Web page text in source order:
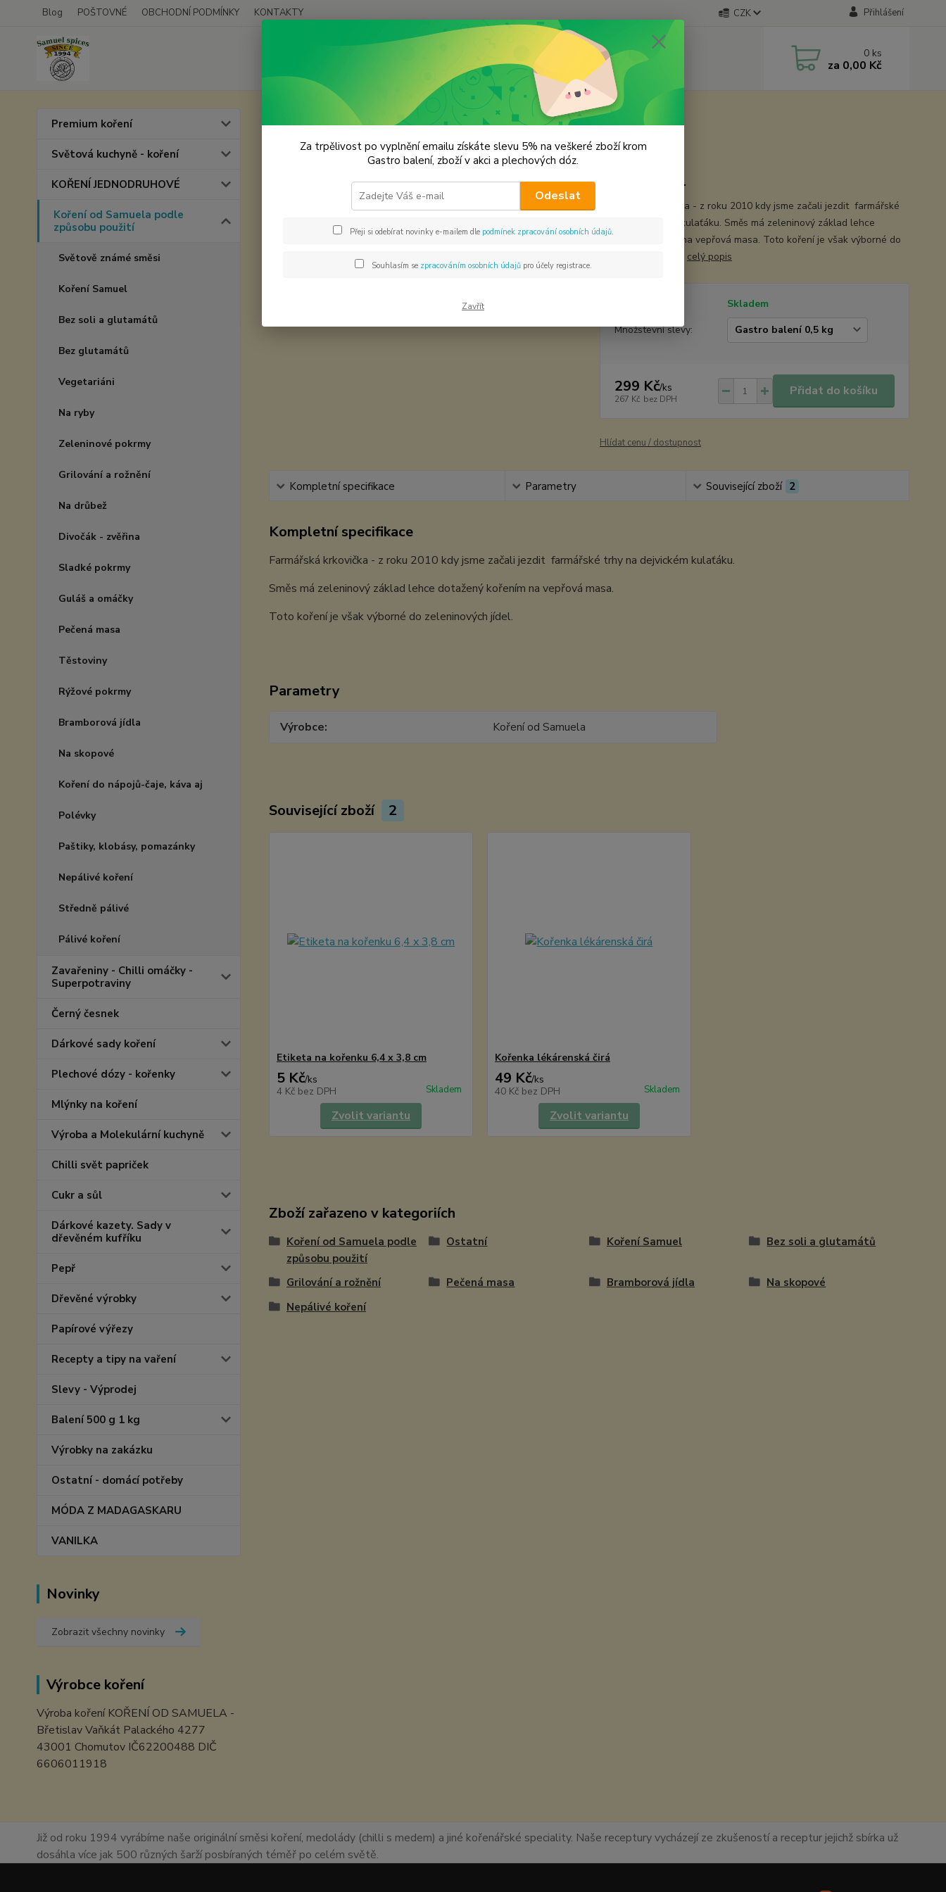
Blog POŠTOVNÉ OBCHODNÍ PODMÍNKY KONTAKTY CZK Přihlášení
0 ks
za 0,00 Kč
Premium koření
Světová kuchyně - koření
KOŘENÍ JEDNODRUHOVÉ
Koření od Samuela podle
způsobu použití
Světově známé směsi
Koření Samuel
Bez soli a glutamátů
Bez glutamátů
Vegetariáni
Na ryby
Zeleninové pokrmy
Grilování a rožnění
Na drůbež
Divočák - zvěřina
Sladké pokrmy
Guláš a omáčky
Pečená masa
Těstoviny
Rýžové pokrmy
Bramborová jídla
Na skopové
Koření do nápojů-čaje, káva aj
Polévky
Paštiky, klobásy, pomazánky
Nepálivé koření
Středně pálivé
Pálivé koření
Zavařeniny - Chilli omáčky -
Superpotraviny
Černý česnek
Dárkové sady koření
Plechové dózy - kořenky
Mlýnky na koření
Výroba a Molekulární kuchyně
Chilli svět papriček
Cukr a sůl
Dárkové kazety. Sady v
dřevěném kufříku
Pepř
Dřevěné výrobky
Papírové výřezy
Recepty a tipy na vaření
Slevy - Výprodej
Balení 500 g 1 kg
Výrobky na zakázku
Ostatní - domácí potřeby
MÓDA Z MADAGASKARU
VANILKA
Novinky
Zobrazit všechny novinky
Výrobce koření
Výroba koření KOŘENÍ OD SAMUELA -
Břetislav Vaňkát Palackého 4277
43001 Chomutov IČ62200488 DIČ
6606011918
Koření od Samuela podle způsobu použití Farmářská krkovička
Farmářská krkovička
Sáček 100 ml
Farmářská krkovička - z roku 2010 kdy jsme začali jezdit farmářské
trhy na dejvickém kulaťáku. Směs má zeleninový základ lehce
dotažený kořením na vepřová masa. Toto koření je však výborné do
celý popis
Skladem
Množstevní slevy:
299 Kč/ks
267 Kč bez DPH
Přidat do košíku
Hlídat cenu / dostupnost
Kompletní specifikace Parametry Související zboží 2
Kompletní specifikace
Farmářská krkovička - z roku 2010 kdy jsme začali jezdit farmářské trhy na dejvickém kulaťáku.
Směs má zeleninový základ lehce dotažený kořením na vepřová masa.
Toto koření je však výborné do zeleninových jídel.
Parametry
Výrobce Koření od Samuela
Související zboží 2
Etiketa na kořenku 6,4 x 3,8 cm
5 Kč/ks
4 Kč bez DPH Skladem
Zvolit variantu
Kořenka lékárenská čirá
49 Kč/ks
40 Kč bez DPH Skladem
Zvolit variantu
Zboží zařazeno v kategoriích
Koření od Samuela podle
způsobu použití
Ostatní Koření Samuel Bez soli a glutamátů
Grilování a rožnění Pečená masa Bramborová jídla
Na skopové
Nepálivé koření
Již od roku 1994 vyrábíme naše originální směsi koření, medolády (chilli s medem) a jiné kořenářské speciality. Naše receptury vycházejí ze zkušeností a receptur jejichž sbírka už
dosáhla více jak 500 různých šarží posbíraných téměř po celém světě.
Za trpělivost po vyplnění emailu získáte slevu 5% na veškeré zboží krom
Gastro balení, zboží v akci a plechových dóz.
Odeslat
Přeji si odebírat novinky e-mailem dle podmínek zpracování osobních údajů.
Souhlasím se zpracováním osobních údajůpro účely registrace.
Zavřít